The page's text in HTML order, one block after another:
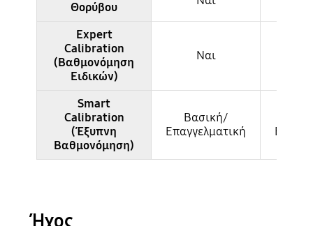
Θορύβου
Expert
Calibration
(Βαθμονόμηση
Ειδικών)
Ναι
Smart
Calibration
(Έξυπνη
Βαθμονόμηση)
Βασική/
Επαγγελματική
Ήχος